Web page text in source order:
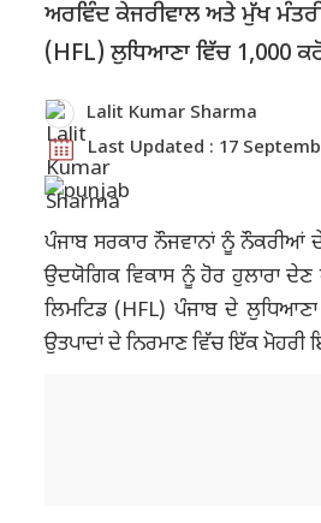
ਅਰਵਿੰਦ ਕੇਜਰੀਵਾਲ ਅਤੇ ਮੁੱਖ
(HFL) ਲੁਧਿਆਣਾ ਵਿੱਚ 1,000
Lalit Kumar Sharma
Last Updated : 17
ਪੰਜਾਬ ਸਰਕਾਰ ਨੌਜਵਾਨਾਂ ਨੂੰ ਨੌਕਰੀਆਂ
ਉਦਯੋਗਿਕ ਵਿਕਾਸ ਨੂੰ ਹੋਰ ਹੁਲਾਰਾ ਦੇਣ
ਲਿਮਟਿਡ (HFL) ਪੰਜਾਬ ਦੇ
ਉਤਪਾਦਾਂ ਦੇ ਨਿਰਮਾਣ ਵਿੱਚ ਇੱਕ ਮੋਹਰੀ